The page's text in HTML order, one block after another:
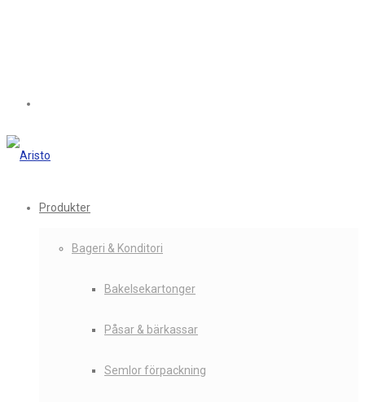
Produkter
Bageri & Konditori
Bakelsekartonger
Påsar & bärkassar
Semlor förpackning